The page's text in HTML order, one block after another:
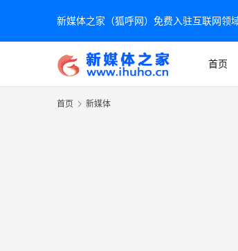
新媒体之家（狐呼网）免费入驻互联网领
首页
首页 新媒体